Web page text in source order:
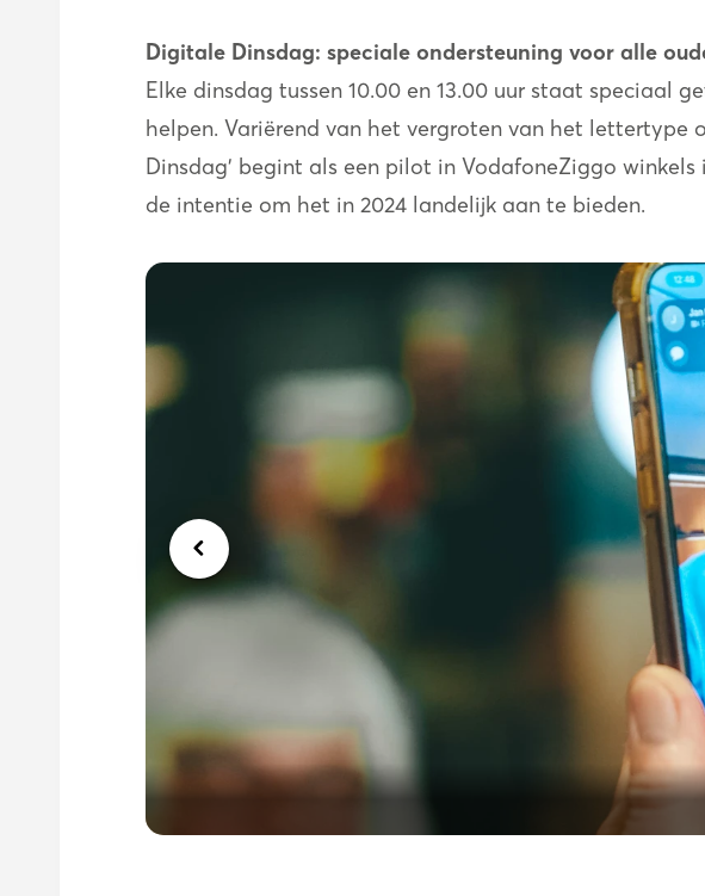
Digitale Dinsdag: speciale ondersteuning voor alle
Elke dinsdag tussen 10.00 en 13.00 uur staat speciaal
helpen. Variërend van het vergroten van het
Dinsdag’ begint als een pilot in VodafoneZiggo
de intentie om het in 2024 landelijk aan te bieden.